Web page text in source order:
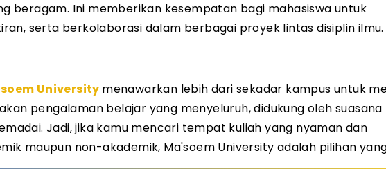
beragam. Ini memberikan kesempatan bagi mahasiswa untuk
serta berkolaborasi dalam berbagai proyek lintas disiplin ilmu.
University menawarkan lebih dari sekadar kampus untuk
pengalaman belajar yang menyeluruh, didukung oleh
Jadi, jika kamu mencari tempat kuliah yang nyaman dan
maupun non-akademik, Ma'soem University adalah pilihan